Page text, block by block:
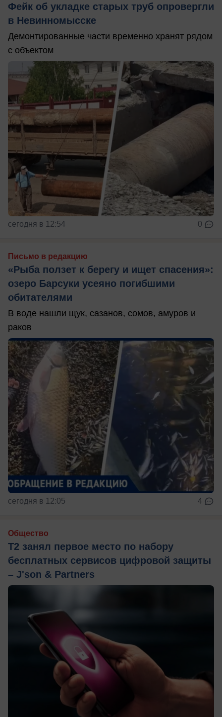
Фейк об укладке старых труб опровергли
в Невинномысске
Демонтированные части временно хранят рядом
с объектом
сегодня в 12:54 0
Письмо в редакцию
«Рыба ползет к берегу и ищет спасения»:
озеро Барсуки усеяно погибшими
обитателями
В воде нашли щук, сазанов, сомов, амуров и
раков
сегодня в 12:05 4
Общество
Т2 занял первое место по набору
бесплатных сервисов цифровой защиты
– J'son & Partners